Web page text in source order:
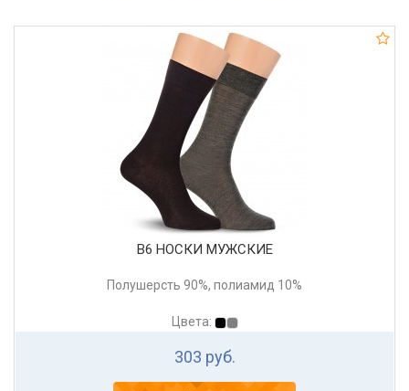
В6 НОСКИ МУЖСКИЕ
Полушерсть 90%, полиамид 10%
Цвета:
303 руб.